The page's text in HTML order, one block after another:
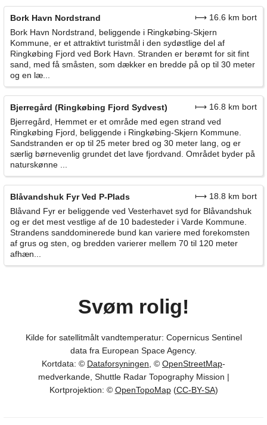
Bork Havn Nordstrand
⟼ 16.6 km bort
Bork Havn Nordstrand, beliggende i Ringkøbing-Skjern
Kommune, er et attraktivt turistmål i den sydøstlige del af
Ringkøbing Fjord ved Bork Havn. Stranden er berømt for sit fint
sand, med få småsten, som dækker en bredde på op til 30 meter
og en læ...
Bjerregård (Ringkøbing Fjord Sydvest)
⟼ 16.8 km bort
Bjerregård, Hemmet er et område med egen strand ved
Ringkøbing Fjord, beliggende i Ringkøbing-Skjern Kommune.
Sandstranden er op til 25 meter bred og 30 meter lang, og er
særlig børnevenlig grundet det lave fjordvand. Området byder på
naturskønne ...
Blåvandshuk Fyr Ved P-Plads
⟼ 18.8 km bort
Blåvand Fyr er beliggende ved Vesterhavet syd for Blåvandshuk
og er det mest vestlige af de 10 badesteder i Varde Kommune.
Strandens sanddominerede bund kan variere med forekomsten
af grus og sten, og bredden varierer mellem 70 til 120 meter
afhæn...
Svøm rolig!
Kilde for satellitmålt vandtemperatur: Copernicus Sentinel
data fra European Space Agency.
Kortdata: © Dataforsyningen , © OpenStreetMap-
medverkande, Shuttle Radar Topography Mission |
Kortprojektion: © OpenTopoMap(CC-BY-SA)